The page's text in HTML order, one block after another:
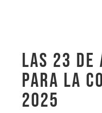
LAS 23 DE
PARA LA
2025